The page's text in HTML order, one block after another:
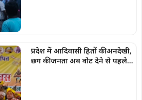
प्रदेश में आदिवासी हितों की अनदेखी,
छग की जनता अब वोट देने से पहले